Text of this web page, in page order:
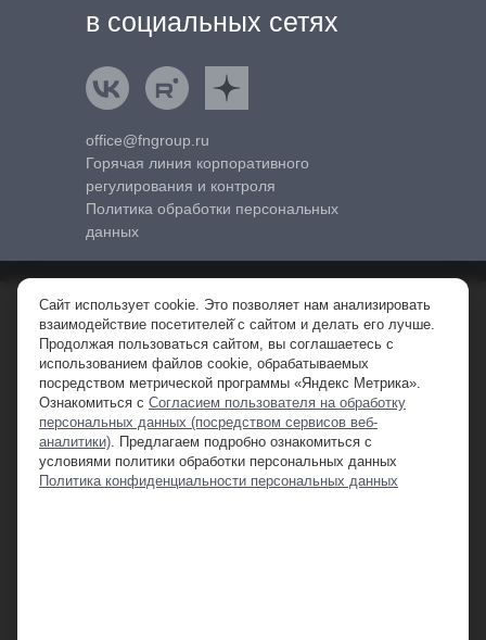
в социальных сетях
ВКонтактеRutube Яндекс.Дзен
office@fngroup.ru
Горячая линия корпоративного
регулирования и контроля
Политика обработки персональных
данных
© 2010-2026 FNGROUP (FNG) – официальный дистрибьютор
спецтехники в РФ.
ООО «ФН Машины». ИНН 7710761161 КПП 509950001 ОГРН
**Обращаем ваше внимание на то, что данный интернет-сайт, а также
вся информация о товарах , ценах и специальных предложениях,
предоставленная на нём, носит исключительно информационный
характер и ни при каких условиях не является публичной офертой,
Сайт использует cookie. Это позволяет нам анализировать
взаимодействие посетителей̆ с сайтом и делать его лучше.
Продолжая пользоваться сайтом, вы соглашаетесь с
использованием файлов cookie, обрабатываемых
посредством метрической программы «Яндекс Метрика».
Ознакомиться с Согласием пользователя на обработку
персональных данных (посредством сервисов веб-
аналитики). Предлагаем подробно ознакомиться с
условиями политики обработки персональных данных
Политика конфиденциальности персональных данных